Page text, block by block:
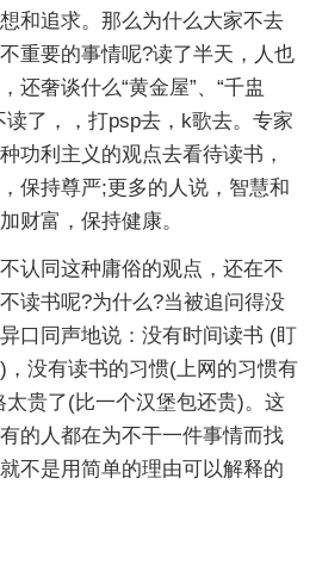
和追求。那么为什么大家不去
重要的事情呢?读了半天，人也
还奢谈什么“黄金屋”、“千盅
读了，，打psp去，k歌去。专家
功利主义的观点去看待读书，
保持尊严;更多的人说，智慧和
财富，保持健康。
认同这种庸俗的观点，还在不
读书呢?为什么?当被追问得没
口同声地说：没有时间读书 (盯
没有读书的习惯(上网的习惯有
贵了(比一个汉堡包还贵)。这
的人都在为不干一件事情而找
不是用简单的理由可以解释的